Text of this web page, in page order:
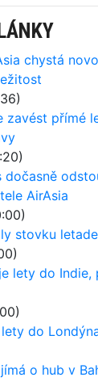
chystá
zavést přímé
dočasně
AirAsia
stovku
lety do Indie,
do
o hub v